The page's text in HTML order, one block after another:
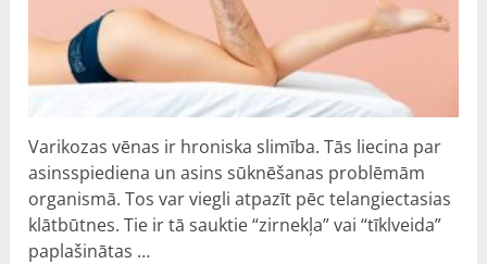
Varikozas vēnas ir hroniska slimība. Tās liecina par
asinsspiediena un asins sūknēšanas problēmām
organismā. Tos var viegli atpazīt pēc telangiectasias
klātbūtnes. Tie ir tā sauktie “zirnekļa” vai “tīklveida”
paplašinātas …